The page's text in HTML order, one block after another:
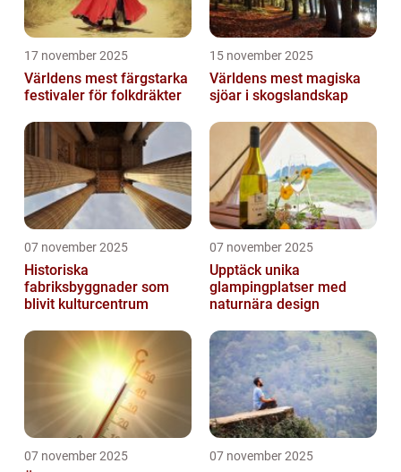
17 november 2025
Världens mest färgstarka
festivaler för folkdräkter
15 november 2025
Världens mest magiska
sjöar i skogslandskap
07 november 2025
Historiska
fabriksbyggnader som
blivit kulturcentrum
07 november 2025
Upptäck unika
glampingplatser med
naturnära design
07 november 2025 07 november 2025